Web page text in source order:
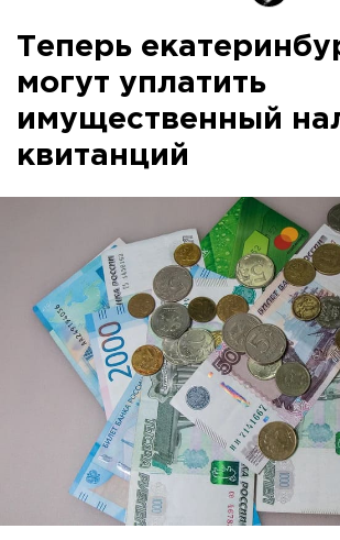
Теперь
могут уплатить
имущественный
квитанций